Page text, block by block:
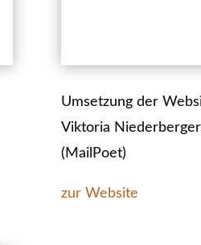
Umsetzung der
Viktoria
(MailPoet)
zur Website